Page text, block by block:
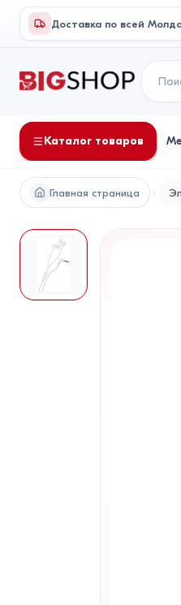
Доставка по всей
Каталог товаров
Главная страница